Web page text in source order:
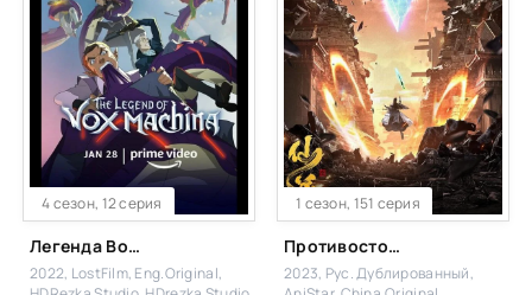
4 сезон, 12 серия
Легенда Вокс Машины
2022, LostFilm, Eng.Original,
1 сезон, 151 серия
Противостояние святого
2023, Рус. Дублированный,